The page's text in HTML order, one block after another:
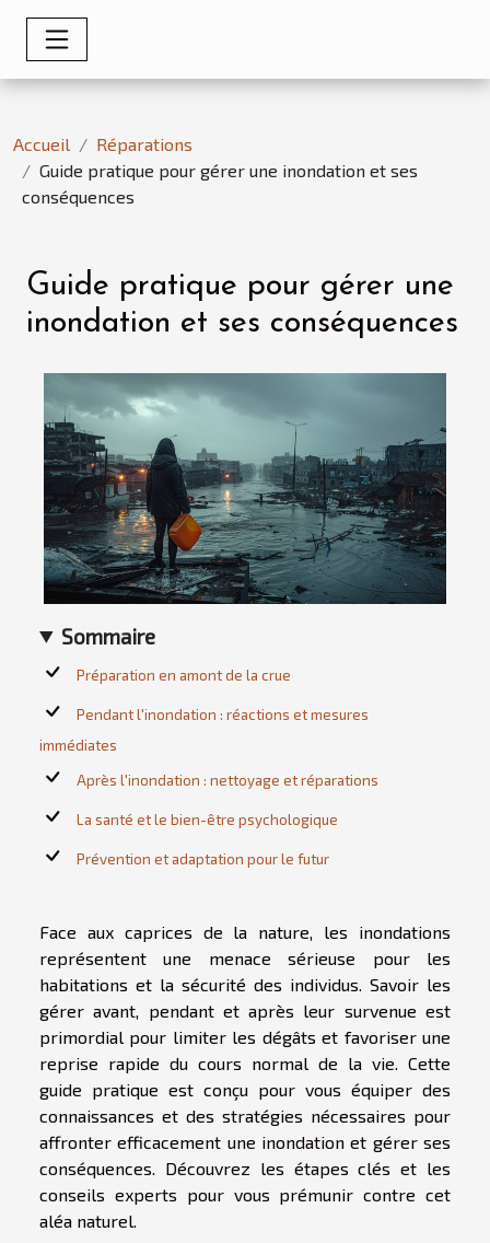
Accueil
Réparations
Guide pratique pour gérer une inondation et ses
conséquences
Guide pratique pour gérer une
inondation et ses conséquences
Sommaire
Préparation en amont de la crue
Pendant l'inondation : réactions et mesures
immédiates
Après l'inondation : nettoyage et réparations
La santé et le bien-être psychologique
Prévention et adaptation pour le futur
Face aux caprices de la nature, les inondations
représentent une menace sérieuse pour les
habitations et la sécurité des individus. Savoir les
gérer avant, pendant et après leur survenue est
primordial pour limiter les dégâts et favoriser une
reprise rapide du cours normal de la vie. Cette
guide pratique est conçu pour vous équiper des
connaissances et des stratégies nécessaires pour
affronter efficacement une inondation et gérer ses
conséquences. Découvrez les étapes clés et les
conseils experts pour vous prémunir contre cet
aléa naturel.